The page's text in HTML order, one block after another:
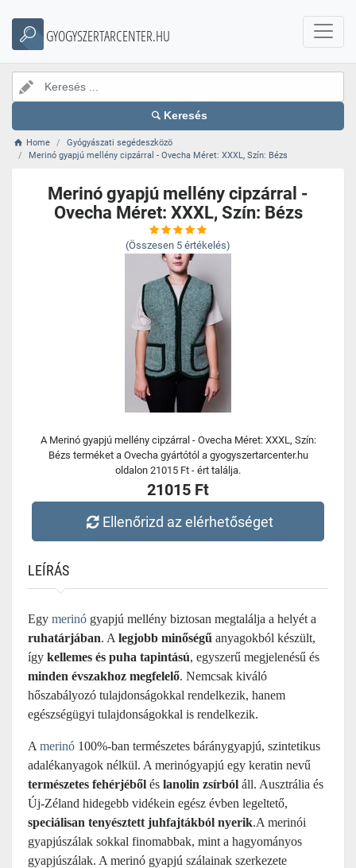
GYOGYSZERTARCENTER.HU
Keresés
Home
Gyógyászati segédeszközö
Merinó gyapjú mellény cipzárral - Ovecha Méret: XXXL, Szín: Bézs
Merinó gyapjú mellény cipzárral -
Ovecha Méret: XXXL, Szín: Bézs
(Összesen 5 értékelés)
A Merinó gyapjú mellény cipzárral - Ovecha Méret: XXXL, Szín:
Bézs terméket a Ovecha gyártótól a gyogyszertarcenter.hu
oldalon 21015 Ft - ért találja.
21015 Ft
Ellenőrizd az elérhetőséget
LEÍRÁS
Egy merinó gyapjú mellény biztosan megtalálja a helyét a
ruhatárjában. A legjobb minőségű anyagokból készült,
így kellemes és puha tapintású, egyszerű megjelenésű és
minden évszakhoz megfelelő. Nemcsak kiváló
hőszabályozó tulajdonságokkal rendelkezik, hanem
egészségügyi tulajdonságokkal is rendelkezik.
A merinó 100%-ban természetes báránygyapjú, szintetikus
adalékanyagok nélkül. A merinógyapjú egy keratin nevű
természetes fehérjéből és lanolin zsírból áll. Ausztrália és
Új-Zéland hidegebb vidékein egész évben legeltető,
speciálisan tenyésztett juhfajtákból nyerik.A merinói
gyapjúszálak sokkal finomabbak, mint a hagyományos
gyapjúszálak. A merinó gyapjú szálainak szerkezete